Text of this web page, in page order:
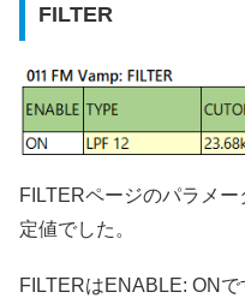
FILTER
FILTERページのパラメ
定値でした。
FILTERはENABLE: ON